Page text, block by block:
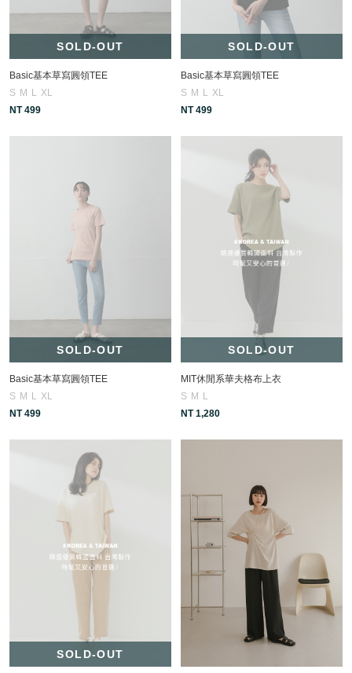
SOLD-OUT
Basic基本草寫圓領TEE
S M L
XL
NT 499
SOLD-OUT
Basic基本草寫圓領TEE
S M L
XL
NT 499
SOLD-OUT
Basic基本草寫圓領TEE
S M L XL
NT 499
SOLD-OUT
MIT休閒系華夫格布上衣
S M
L
NT 1,280
SOLD-OUT